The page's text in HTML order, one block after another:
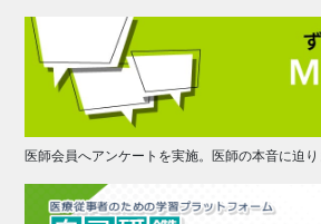
医師会員へアンケートを実施。医師の本音に迫り